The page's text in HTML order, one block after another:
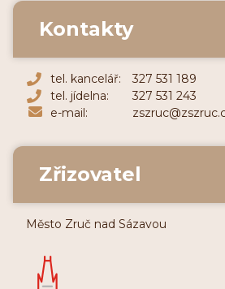
Kontakty
tel. kancelář:
327 531 189
tel. jídelna:
327 531 243
e-mail:
Zřizovatel
Město Zruč nad Sázavou